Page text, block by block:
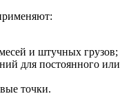
и штучных грузов;
для постоянного или
точки.